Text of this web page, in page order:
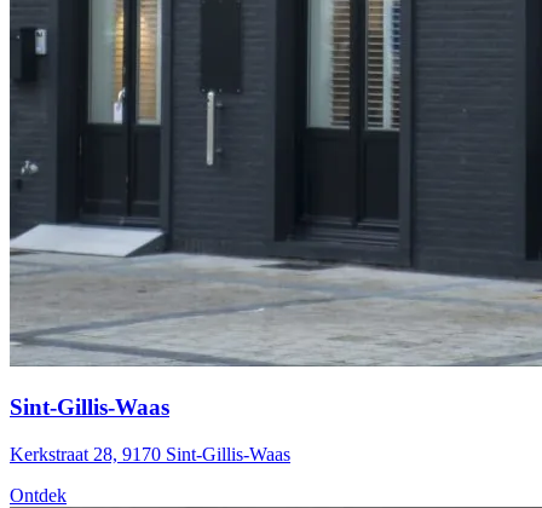
Sint-Gillis-Waas
Kerkstraat 28, 9170 Sint-Gillis-Waas
Ontdek